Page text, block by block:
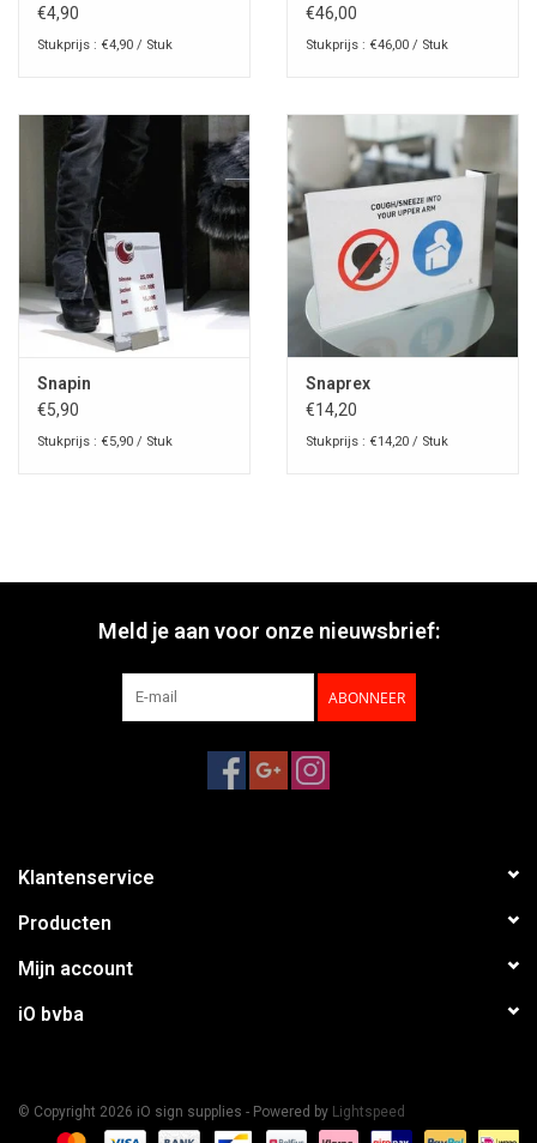
€4,90
Stukprijs : €4,90 / Stuk
€46,00
Stukprijs : €46,00 / Stuk
Snapin
€5,90
Stukprijs : €5,90 / Stuk
Snaprex
€14,20
Stukprijs : €14,20 / Stuk
Meld je aan voor onze nieuwsbrief:
ABONNEER
Klantenservice
Producten
Mijn account
iO bvba
© Copyright 2026 iO sign supplies - Powered by Lightspeed